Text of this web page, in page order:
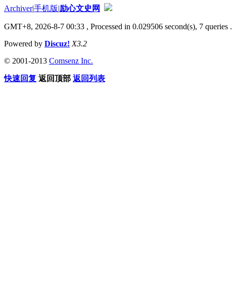
Archiver|手机版|励心文史网
GMT+8, 2026-8-7 00:33 , Processed in 0.029506 second(s), 7 queries .
Powered by Discuz! X3.2
© 2001-2013 Comsenz Inc.
快速回复 返回顶部 返回列表